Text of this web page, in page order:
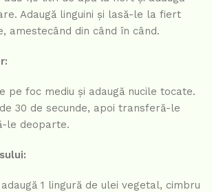
Adaugă linguini și lasă-le la fiert
amestecând din când în când.
pe foc mediu și adaugă nucile tocate.
30 de secunde, apoi transferă-le
le deoparte.
1 lingură de ulei vegetal, cimbru